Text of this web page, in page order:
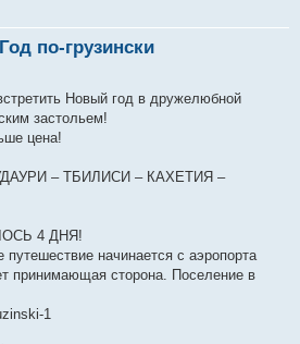
по-грузински
Новый год в дружелюбной
застольем!
цена!
– ТБИЛИСИ – КАХЕТИЯ –
4 ДНЯ!
путешествие начинается с аэропорта
принимающая сторона. Поселение в
1